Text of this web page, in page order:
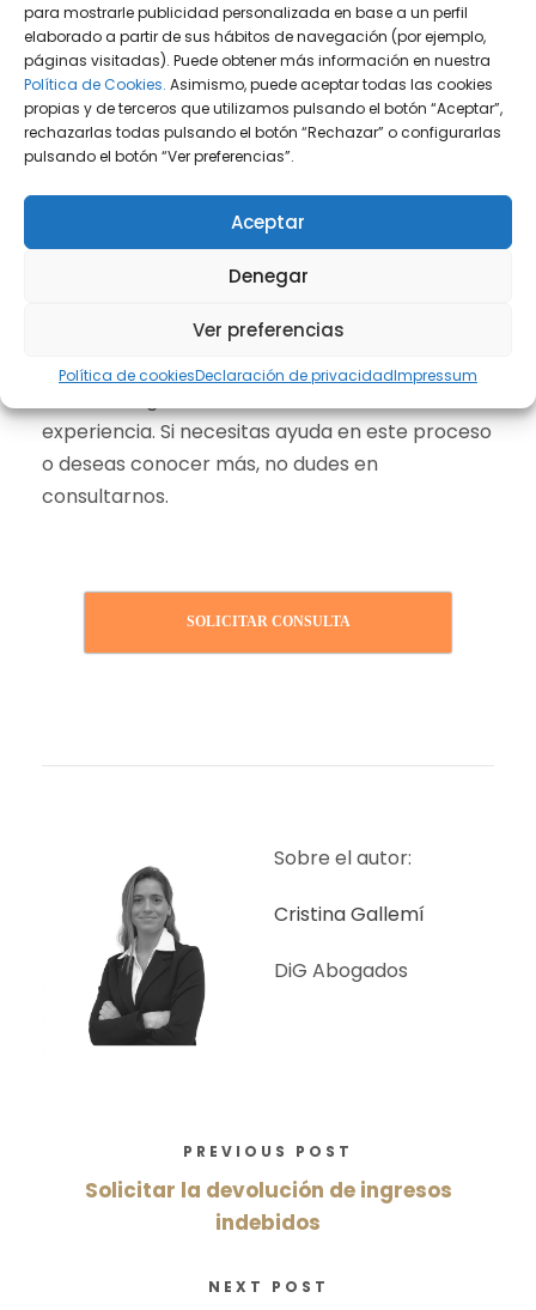
para mostrarle publicidad personalizada en base a un perfil
elaborado a partir de sus hábitos de navegación (por ejemplo,
páginas visitadas). Puede obtener más información en nuestra
Política de Cookies. Asimismo, puede aceptar todas las cookies
propias y de terceros que utilizamos pulsando el botón “Aceptar”,
rechazarlas todas pulsando el botón “Rechazar” o configurarlas
pulsando el botón “Ver preferencias”.
Aceptar
Denegar
Ver preferencias
Política de cookiesDeclaración de privacidadImpressum
Contáctanos
experiencia. Si necesitas ayuda en este proceso
o deseas conocer más, no dudes en
consultarnos.
SOLICITAR CONSULTA
Sobre el autor:
Cristina Gallemí
DiG Abogados
PREVIOUS POST
Solicitar la devolución de ingresos
indebidos
NEXT POST